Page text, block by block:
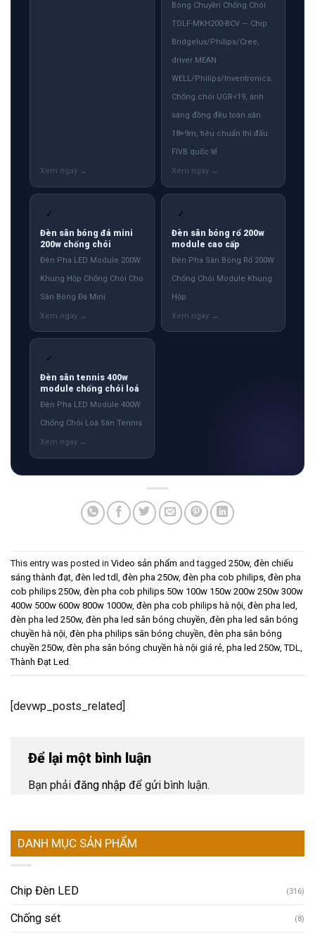
Bóng Chuyền Chống Chói
TDLF-MKH200-BCV — Chip
Bridgelux/Philips/Cree,
driver MEAN
WELL/Philips/Inventronics.
Chống chói UGR<19, ánh
sáng đồng đều toàn sân
18×9m, tiêu chuẩn thi đấu
FIVB quốc tế
✓
Đèn sân bóng đá mini
200w chống chói
Đèn Pha LED Module 200W
Khung Hộp Chống Chói Cho
Sân Bóng Đá Mini
✓
Đèn sân bóng rổ 200w
module cao cấp
Đèn Pha Sân Bóng Rổ 200W
Chống Chói Module Khung
Hộp
✓
Đèn sân tennis 400w
module chống chói loá
Đèn Pha LED Module 400W
Chống Chói Loá Sân Tennis
This entry was posted in Video sản phẩm and tagged 250w, đèn chiếu
sáng thành đạt, đèn led tdl , đèn pha 250w, đèn pha cob philips, đèn pha
cob philips 250w, đèn pha cob philips 50w 100w 150w 200w 250w 300w
400w 500w 600w 800w 1000w, đèn pha cob philips hà nội, đèn pha led,
đèn pha led 250w, đèn pha led sân bóng chuyền, đèn pha led sân bóng
chuyền hà nội, đèn pha philips sân bóng chuyền, đèn pha sân bóng
chuyền 250w, đèn pha sân bóng chuyền hà nội giá rẻ, pha led 250w,TDL,
Thành Đạt Led .
[devwp_posts_related]
Để lại một bình luận
Bạn phải đăng nhập để gửi bình luận.
DANH MỤC SẢN PHẨM
Chip Đèn LED (316)
Chống sét (8)